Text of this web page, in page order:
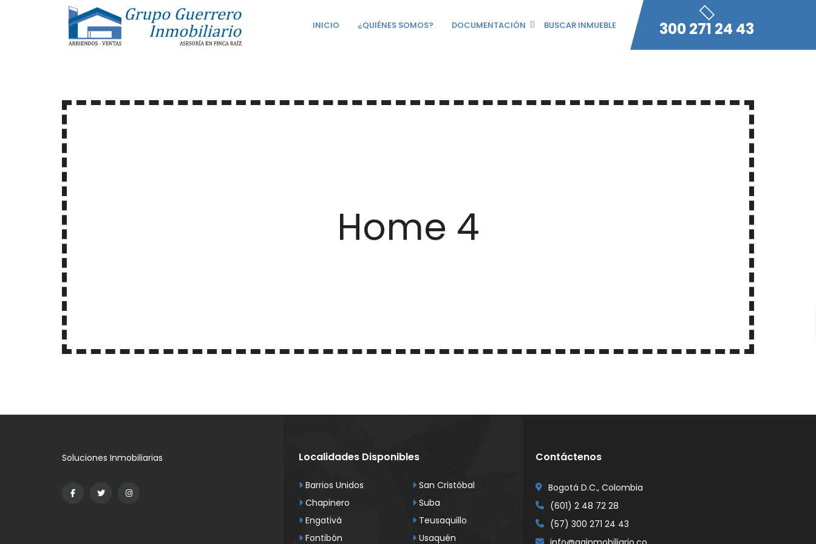
INICIO ¿QUIÉNES SOMOS? DOCUMENTACIÓN BUSCAR INMUEBLE 300 271 24 43
GGINMOBILIARIO HOME
Home 4
Soluciones Inmobiliarias Localidades Disponibles
Barrios Unidos
Chapinero
Engativá
Fontibón
San Cristóbal
Suba
Teusaquillo
Usaquén
Contáctenos
Bogotá D.C., Colombia
(601) 2 48 72 28
(57) 300 271 24 43